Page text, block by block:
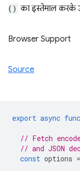
() का इस्तेमाल करके
Browser Support
Source
export async
// Fetch
// and JSON
const options =